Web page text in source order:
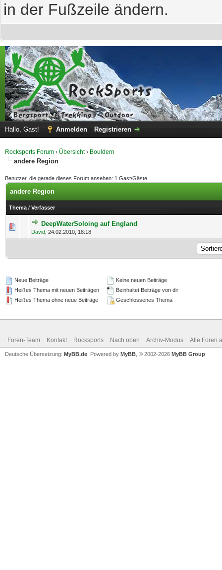
in der Fußzeile ändern.
Hallo, Gast! Anmelden Registrieren
Rocksports Forum › Übersicht› Bouldern
andere Region
Benutzer, die gerade dieses Forum ansehen: 1 Gast/Gäste
andere Region
Thema / Verfasser
DeepWaterSoloing auf England
David 24.02.2010, 18:18
1 Bewertung(en) - 5 von 5 durchschnittlich
1 2345
Neue Beiträge
Heißes Thema mit neuen Beiträgen
Heißes Thema ohne neue Beiträge
Keine neuen Beiträge
Beinhaltet Beiträge von dir
Geschlossenes Thema
Foren-Team Kontakt Rocksports Nach oben Archiv-Modus Alle Foren
Deutsche Übersetzung: MyBB.de , Powered by MyBB , © 2002-2026 MyBB Group